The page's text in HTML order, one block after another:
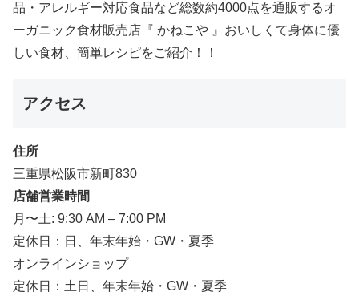
品・アレルギー対応食品など総数約4000点を通販するオ
ーガニック食材販売店『 かねこや 』おいしくて身体に優
しい食材、簡単レシピをご紹介！！
アクセス
住所
三重県松阪市新町830
店舗営業時間
月〜土: 9:30 AM – 7:00 PM
定休日：日、年末年始・GW・夏季
オンラインショップ
定休日：土日、年末年始・GW・夏季